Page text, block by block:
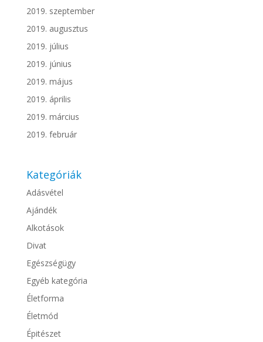
2019. szeptember
2019. augusztus
2019. július
2019. június
2019. május
2019. április
2019. március
2019. február
Kategóriák
Adásvétel
Ajándék
Alkotások
Divat
Egészségügy
Egyéb kategória
Életforma
Életmód
Épitészet